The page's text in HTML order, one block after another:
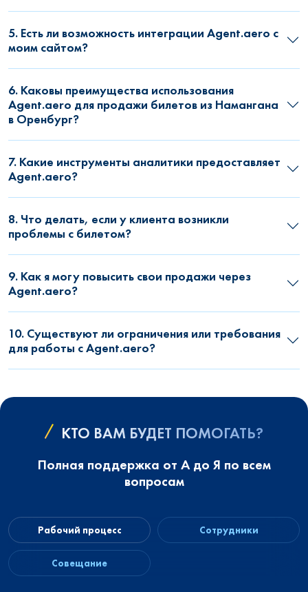
5. Есть ли возможность интеграции Agent.aero с
моим сайтом?
6. Каковы преимущества использования
Agent.aero для продажи билетов из Намангана
в Оренбург?
7. Какие инструменты аналитики предоставляет
Agent.aero?
8. Что делать, если у клиента возникли
проблемы с билетом?
9. Как я могу повысить свои продажи через
Agent.aero?
10. Существуют ли ограничения или требования
для работы с Agent.aero?
КТО ВАМ БУДЕТ ПОМОГАТЬ?
Полная поддержка от А до Я по всем
вопросам
Рабочий процесс Сотрудники
Совещание